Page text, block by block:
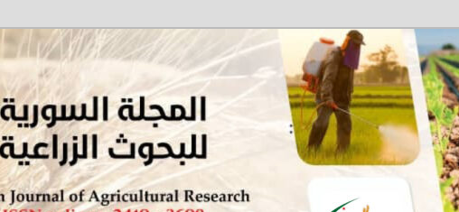
المجلة السورية للبحوث الزراعية SJAR
مجلة علمية محكمة تصدرها الهيئة العامة للبحوث العلمية الزراعية